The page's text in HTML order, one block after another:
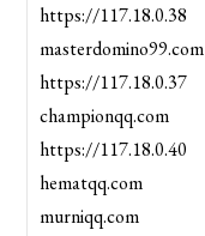
https://117.18.0.38
masterdomino99.com
https://117.18.0.37
championqq.com
https://117.18.0.40
hematqq.com
murniqq.com